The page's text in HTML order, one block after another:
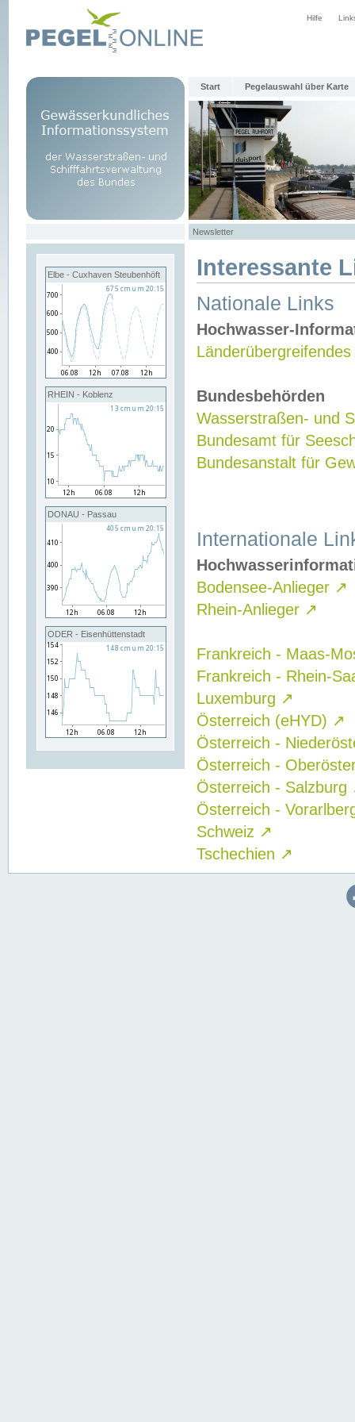
Hilfe
Start Pegelauswahl über Karte
Newsletter
Elbe - Cuxhaven Steubenhöft
RHEIN - Koblenz
DONAU - Passau
ODER - Eisenhüttenstadt
Interessante
Nationale Links
Hochwasser-
Bundesbehörden
Wasserstraßen- und
Bundesamt für
Bundesanstalt für
Internationale
Bodensee-Anlieger ↗
Rhein-Anlieger ↗
Frankreich - Maas-
Frankreich - Rhein-
Luxemburg ↗
Österreich (eHYD) ↗
Österreich -
Österreich -
Österreich - Salzburg
Österreich -
Schweiz ↗
Tschechien ↗